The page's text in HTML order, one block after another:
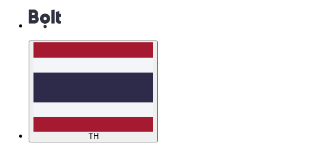
TH